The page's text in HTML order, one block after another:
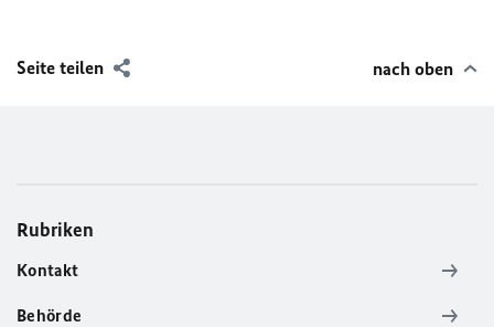
Seite teilen nach oben
Rubriken
Kontakt
Behörde